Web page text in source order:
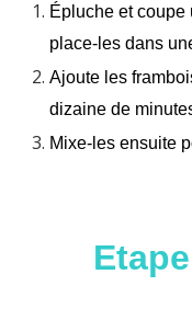
Épluche et coupe
place-les dans
Ajoute les
dizaine de
Mixe-les ensuite